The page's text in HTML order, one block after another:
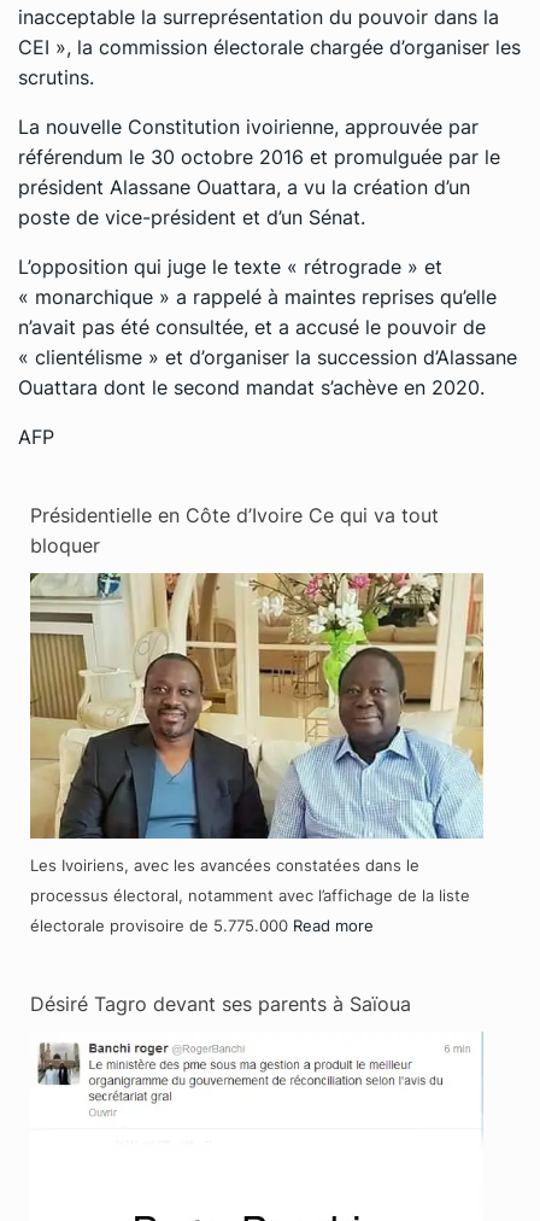
inacceptable la surreprésentation du pouvoir dans la
CEI », la commission électorale chargée d’organiser les
scrutins.
La nouvelle Constitution ivoirienne, approuvée par
référendum le 30 octobre 2016 et promulguée par le
président Alassane Ouattara, a vu la création d’un
poste de vice-président et d’un Sénat.
L’opposition qui juge le texte « rétrograde » et
« monarchique » a rappelé à maintes reprises qu’elle
n’avait pas été consultée, et a accusé le pouvoir de
« clientélisme » et d’organiser la succession d’Alassane
Ouattara dont le second mandat s’achève en 2020.
AFP
Présidentielle en Côte d’Ivoire Ce qui va tout
bloquer
Les Ivoiriens, avec les avancées constatées dans le
processus électoral, notamment avec l’affichage de la liste
électorale provisoire de 5.775.000 Read more
Désiré Tagro devant ses parents à Saïoua